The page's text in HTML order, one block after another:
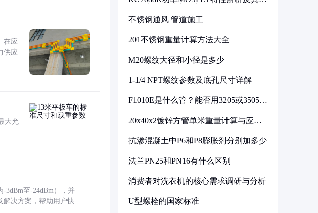
在应
供应
大允
3dBm至-24dBm），并
解决方案，帮助用户快
不锈钢通风 管道施工
201不锈钢重量计算方法大全
M20螺纹大径和小径是多少
1-1/4 NPT螺纹参数及底孔尺寸详解
F1010E是什么管？能否用3205或3505代
20x40x2镀锌方管单米重量计算与应用
抗渗混凝土中P6和P8膨胀剂分别加多少
法兰PN25和PN16有什么区别
消费者对洗衣机的核心需求调研与分析
U型螺栓的国家标准